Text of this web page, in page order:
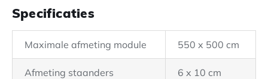
Specificaties
Maximale afmeting module 550 x 500 cm
Afmeting staanders 6 x 10 cm